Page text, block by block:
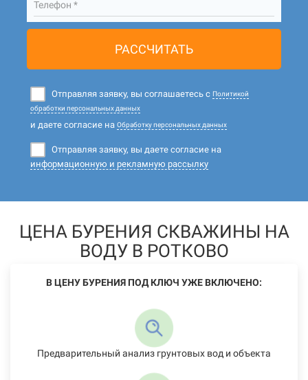
Телефон *
РАССЧИТАТЬ
Отправляя заявку, вы соглашаетесь с Политикой
обработки персональных данных
и даете согласие на Обработку персональных данных
Отправляя заявку, вы даете согласие на
информационную и рекламную рассылку
ЦЕНА БУРЕНИЯ СКВАЖИНЫ НА
ВОДУ В РОТКОВО
В ЦЕНУ БУРЕНИЯ ПОД КЛЮЧ УЖЕ ВКЛЮЧЕНО:
Предварительный анализ грунтовых вод и объекта